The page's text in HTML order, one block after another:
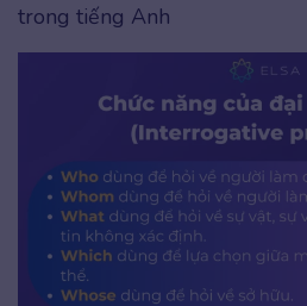
trong tiếng Anh